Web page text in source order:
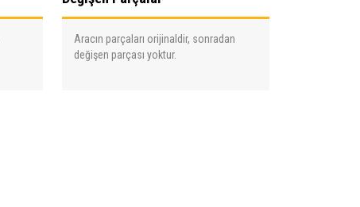
Aracın parçaları orijinaldir, sonradan
değişen parçası yoktur.